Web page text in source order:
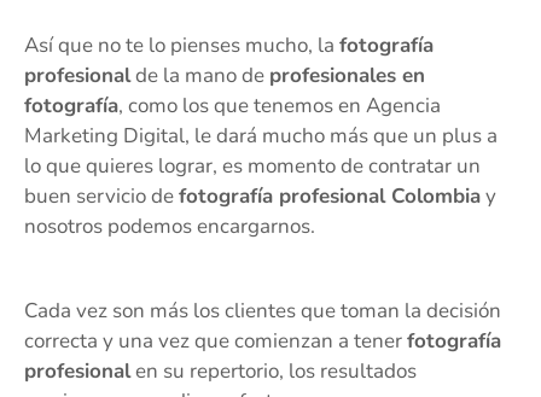
Así que no te lo pienses mucho, la fotografía
profesionalde la mano de profesionales en
fotografía, como los que tenemos en Agencia
Marketing Digital, le dará mucho más que un plus a
lo que quieres lograr, es momento de contratar un
buen servicio defotografía profesional Colombiay
nosotros podemos encargarnos.
Cada vez son más los clientes que toman la decisión
correcta y una vez que comienzan a tenerfotografía
profesionalen su repertorio, los resultados